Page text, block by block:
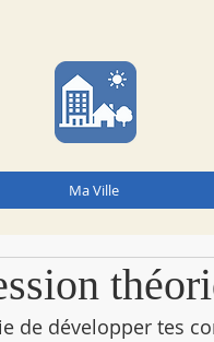
Ma Ville
de développer tes